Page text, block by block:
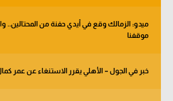
ميدو: الزمالك وقع في أيدي حفنة من المحتالين..
موقفنا
خبر في الجول – الأهلي يقرر الاستنغاء عن عمر